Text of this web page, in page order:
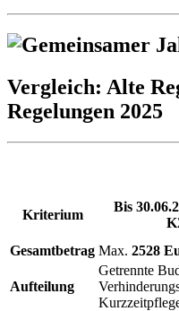
Vergleich: Alte
Regelungen 2025
Kriterium
Bis
Gesamtbetrag Max. 2528
Aufteilung
Getrennte